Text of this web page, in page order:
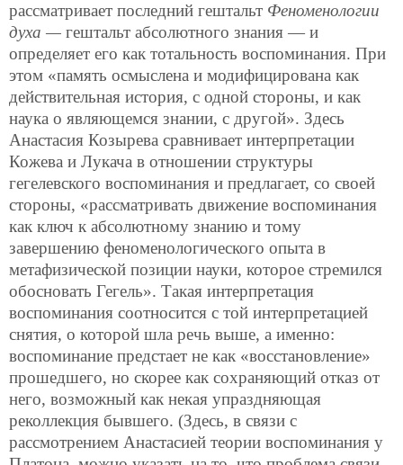
рассматривает последний гештальт Феноменологии
духа — гештальт абсолютного знания — и
определяет его как тотальность воспоминания. При
этом «память осмыслена и модифицирована как
действительная история, с одной стороны, и как
наука о являющемся знании, с другой». Здесь
Анастасия Козырева сравнивает интерпретации
Кожева и Лукача в отношении структуры
гегелевского воспоминания и предлагает, со своей
стороны, «рассматривать движение воспоминания
как ключ к абсолютному знанию и тому
завершению феноменологического опыта в
метафизической позиции науки, которое стремился
обосновать Гегель». Такая интерпретация
воспоминания соотносится с той интерпретацией
снятия, о которой шла речь выше, а именно:
воспоминание предстает не как «восстановление»
прошедшего, но скорее как сохраняющий отказ от
него, возможный как некая упраздняющая
реколлекция бывшего. (Здесь, в связи с
рассмотрением Анастасией теории воспоминания у